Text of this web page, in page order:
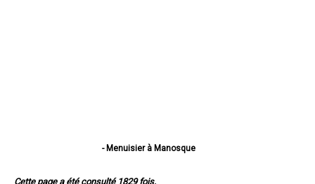
- Menuisier à Manosque
Cette page a été consulté 1829 fois.